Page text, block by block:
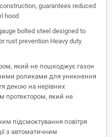
guarantees reduced
hood
bolted steel designed to
rust prevention Heavy duty
який не пошкоджує газон
роликами для уникнення
декою на нерівних
протектором, який не
підсмоктування повітря
з автоматичним